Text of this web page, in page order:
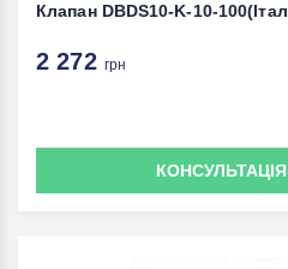
Клапан DBDS10-K-10-
2 272 грн